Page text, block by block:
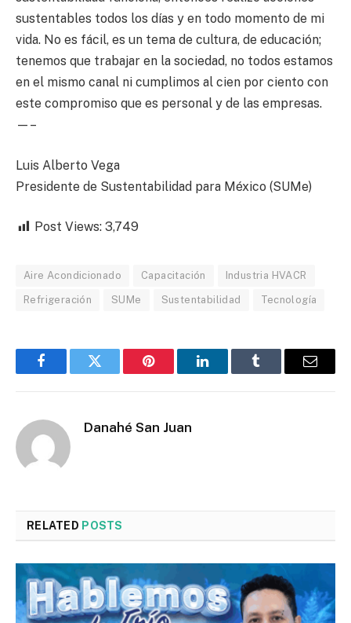
sustentables todos los días y en todo momento de mi
vida. No es fácil, es un tema de cultura, de educación;
tenemos que trabajar en la sociedad, no todos estamos
en el mismo canal ni cumplimos al cien por ciento con
este compromiso que es personal y de las empresas.
—–
Luis Alberto Vega
Presidente de Sustentabilidad para México (SUMe)
Post Views: 3,749
Aire Acondicionado Capacitación Industria HVACR
Refrigeración SUMe Sustentabilidad Tecnología
FacebookTwitter Pinterest LinkedInTumblr Email
Danahé San Juan
RELATED POSTS